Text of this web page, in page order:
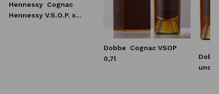
Hennessy Cognac
Hennessy V.S.O.P. x
Dobbe
Cognac VSOP
0,7l
und